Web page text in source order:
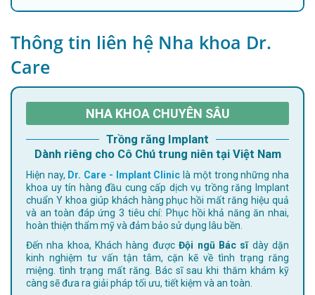
Thông tin liên hệ Nha khoa Dr.
Care
NHA KHOA CHUYÊN SÂU
Trồng răng Implant
Dành riêng cho Cô Chú trung niên tại Việt Nam
Hiện nay, Dr. Care - Implant Clinic là một trong những nha
khoa uy tín hàng đầu cung cấp dịch vụ trồng răng Implant
chuẩn Y khoa giúp khách hàng phục hồi mất răng hiệu quả
và an toàn đáp ứng 3 tiêu chí: Phục hồi khả năng ăn nhai,
hoàn thiện thẩm mỹ và đảm bảo sử dụng lâu bền.
Đến nha khoa, Khách hàng đượcĐội ngũ Bác sĩdày dặn
kinh nghiệm tư vấn tận tâm, cặn kẽ về tình trạng răng
miệng. tình trạng mất răng. Bác sĩ sau khi thăm khám kỹ
càng sẽ đưa ra giải pháp tối ưu, tiết kiệm và an toàn.